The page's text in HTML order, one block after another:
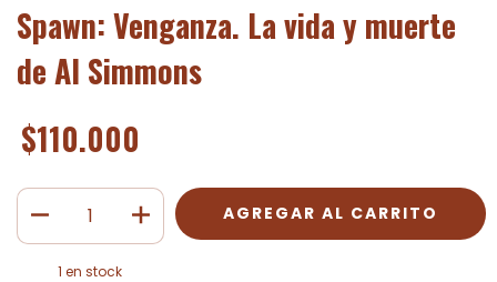
Spawn: Venganza. La vida y muerte
de Al Simmons
$110.000
1 en stock